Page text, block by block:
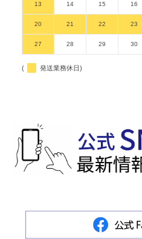
13 14 15 16
20 21 22 23
27 28 29 30
( 発送業務休日)